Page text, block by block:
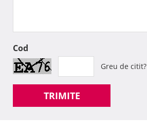
Cod
Greu de citit?
TRIMITE